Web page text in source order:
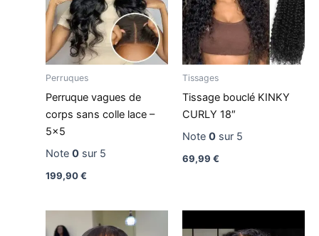
Perruques
Perruque vagues de
corps sans colle lace –
5×5
Note 0sur 5
199,90€
Tissages
Tissage bouclé KINKY
CURLY 18″
Note 0sur 5
69,99 €